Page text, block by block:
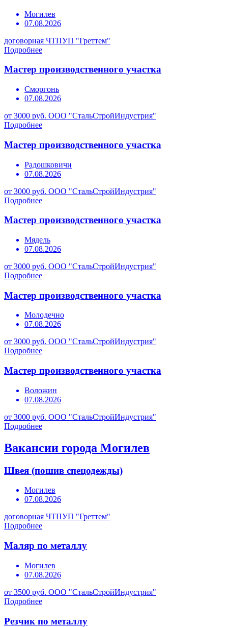
Могилев
07.08.2026
договорная ЧТПУП "Греттем"
Подробнее
Мастер производственного участка
Сморгонь
07.08.2026
от 3000 руб. ООО "СтальСтройИндустрия"
Подробнее
Мастер производственного участка
Радошковичи
07.08.2026
от 3000 руб. ООО "СтальСтройИндустрия"
Подробнее
Мастер производственного участка
Мядель
07.08.2026
от 3000 руб. ООО "СтальСтройИндустрия"
Подробнее
Мастер производственного участка
Молодечно
07.08.2026
от 3000 руб. ООО "СтальСтройИндустрия"
Подробнее
Мастер производственного участка
Воложин
07.08.2026
от 3000 руб. ООО "СтальСтройИндустрия"
Подробнее
Вакансии города Могилев
Швея (пошив спецодежды)
Могилев
07.08.2026
договорная ЧТПУП "Греттем"
Подробнее
Маляр по металлу
Могилев
07.08.2026
от 3500 руб. ООО "СтальСтройИндустрия"
Подробнее
Резчик по металлу